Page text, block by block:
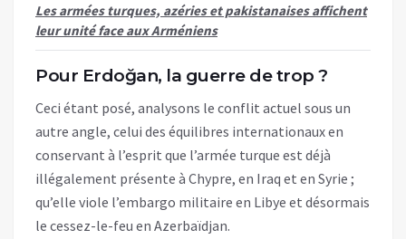
Les armées turques, azéries et pakistanaises affichent
leur unité face aux Arméniens
Pour Erdoğan, la guerre de trop ?
Ceci étant posé, analysons le conflit actuel sous un
autre angle, celui des équilibres internationaux en
conservant à l’esprit que l’armée turque est déjà
illégalement présente à Chypre, en Iraq et en Syrie ;
qu’elle viole l’embargo militaire en Libye et désormais
le cessez-le-feu en Azerbaïdjan.